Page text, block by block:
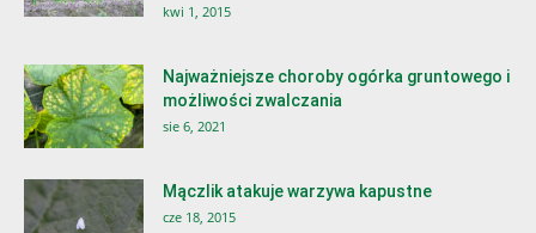
kwi 1, 2015
Najważniejsze choroby ogórka gruntowego i
możliwości zwalczania
sie 6, 2021
Mączlik atakuje warzywa kapustne
cze 18, 2015